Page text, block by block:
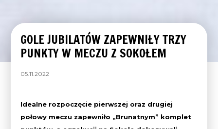
GOLE JUBILATÓW ZAPEWNIŁY TRZY
PUNKTY W MECZU Z SOKOŁEM
05.11.2022
Idealne rozpoczęcie pierwszej oraz drugiej
połowy meczu zapewniło „Brunatnym” komplet